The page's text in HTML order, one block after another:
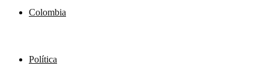
Colombia
Política